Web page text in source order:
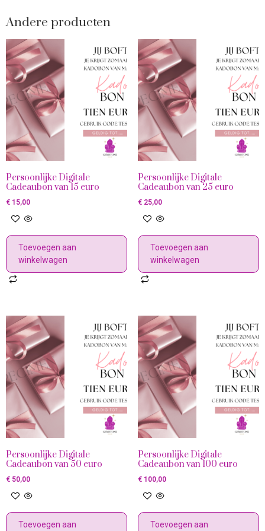
Andere producten
Persoonlijke Digitale
Cadeaubon van 15 euro
€ 15,00
Toevoegen aan
winkelwagen
Persoonlijke Digitale
Cadeaubon van 25 euro
€25,00
Toevoegen aan
winkelwagen
Persoonlijke Digitale
Cadeaubon van 50 euro
€ 50,00
Toevoegen aan
Persoonlijke Digitale
Cadeaubon van 100 euro
€100,00
Toevoegen aan